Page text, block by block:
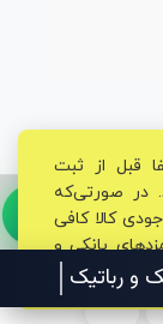
محفوظ می‌باشد.
قبل از ثبت
در صورتی‌که
کالا کافی
بانکی و
شد.